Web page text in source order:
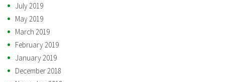
July 2019
May 2019
March 2019
February 2019
January 2019
December 2018